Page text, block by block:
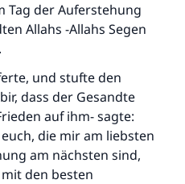
Tag der Auferstehung
Allahs -Allahs Segen
und stufte den
dass der Gesandte
auf ihm- sagte:
die mir am liebsten
am nächsten sind,
den besten